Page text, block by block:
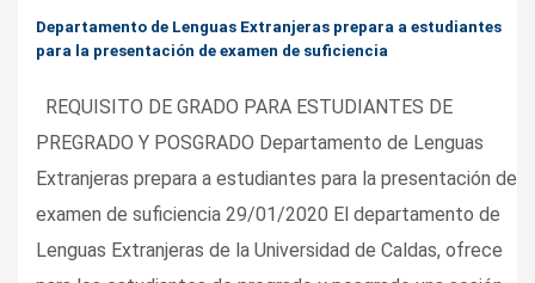
Departamento de Lenguas Extranjeras prepara a estudiantes
para la presentación de examen de suficiencia
REQUISITO DE GRADO PARA ESTUDIANTES DE
PREGRADO Y POSGRADO Departamento de Lenguas
Extranjeras prepara a estudiantes para la presentación de
examen de suficiencia 29/01/2020 El departamento de
Lenguas Extranjeras de la Universidad de Caldas, ofrece